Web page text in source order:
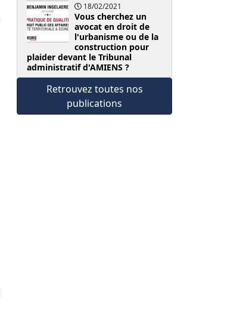
18/02/2021
Vous cherchez un
avocat en droit de
l'urbanisme ou de la
construction pour
plaider devant le Tribunal
administratif d'AMIENS ?
Retrouvez toutes nos
publications